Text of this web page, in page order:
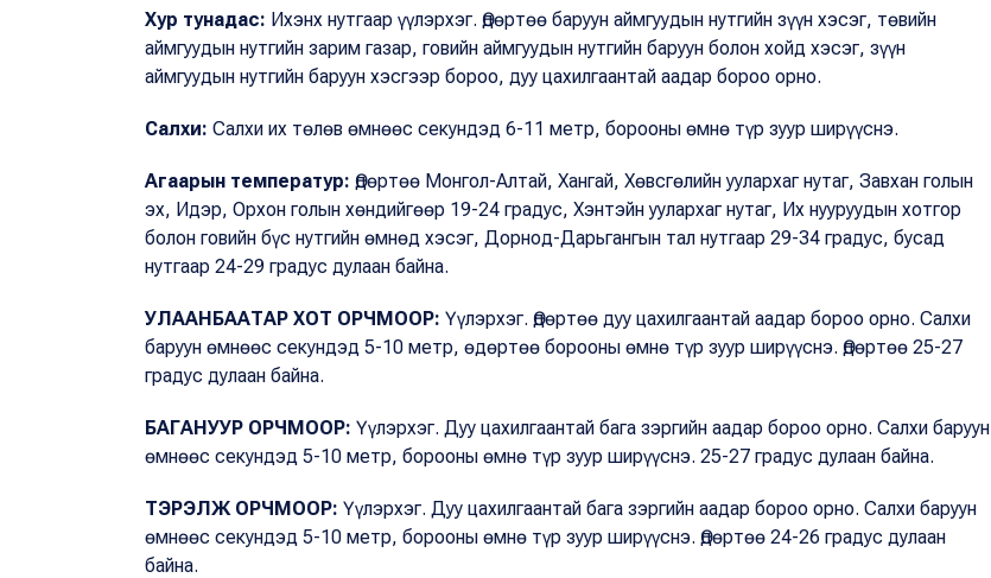
Хур тунадас: Ихэнх нутгаар үүлэрхэг. Өдөртөө баруун аймгуудын нутгийн зүүн хэсэг, төвийн
аймгуудын нутгийн зарим газар, говийн аймгуудын нутгийн баруун болон хойд хэсэг, зүүн
аймгуудын нутгийн баруун хэсгээр бороо, дуу цахилгаантай аадар бороо орно.
Салхи: Салхи их төлөв өмнөөс секундэд 6-11 метр, борооны өмнө түр зуур ширүүснэ.
Агаарын температур: Өдөртөө Монгол-Алтай, Хангай, Хөвсгөлийн уулархаг нутаг, Завхан голын
эх, Идэр, Орхон голын хөндийгөөр 19-24 градус, Хэнтэйн уулархаг нутаг, Их нууруудын хотгор
болон говийн бүс нутгийн өмнөд хэсэг, Дорнод-Дарьгангын тал нутгаар 29-34 градус, бусад
нутгаар 24-29 градус дулаан байна.
УЛААНБААТАР ХОТ ОРЧМООР: Үүлэрхэг. Өдөртөө дуу цахилгаантай аадар бороо орно. Салхи
баруун өмнөөс секундэд 5-10 метр, өдөртөө борооны өмнө түр зуур ширүүснэ. Өдөртөө 25-27
градус дулаан байна.
БАГАНУУР ОРЧМООР: Үүлэрхэг. Дуу цахилгаантай бага зэргийн аадар бороо орно. Салхи баруун
өмнөөс секундэд 5-10 метр, борооны өмнө түр зуур ширүүснэ. 25-27 градус дулаан байна.
ТЭРЭЛЖ ОРЧМООР: Үүлэрхэг. Дуу цахилгаантай бага зэргийн аадар бороо орно. Салхи баруун
өмнөөс секундэд 5-10 метр, борооны өмнө түр зуур ширүүснэ. Өдөртөө 24-26 градус дулаан
байна.